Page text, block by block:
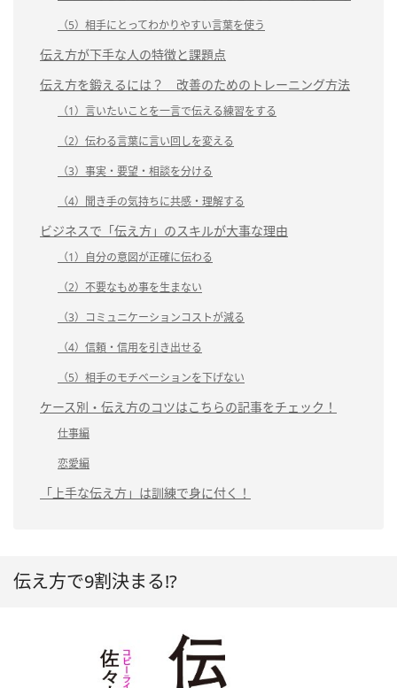
（5）相手にとってわかりやすい言葉を使う
伝え方が下手な人の特徴と課題点
伝え方を鍛えるには？ 改善のためのトレーニング方法
（1）言いたいことを一言で伝える練習をする
（2）伝わる言葉に言い回しを変える
（3）事実・要望・相談を分ける
（4）聞き手の気持ちに共感・理解する
ビジネスで「伝え方」のスキルが大事な理由
（1）自分の意図が正確に伝わる
（2）不要なもめ事を生まない
（3）コミュニケーションコストが減る
（4）信頼・信用を引き出せる
（5）相手のモチベーションを下げない
ケース別・伝え方のコツはこちらの記事をチェック！
仕事編
恋愛編
「上手な伝え方」は訓練で身に付く！
伝え方で9割決まる!?